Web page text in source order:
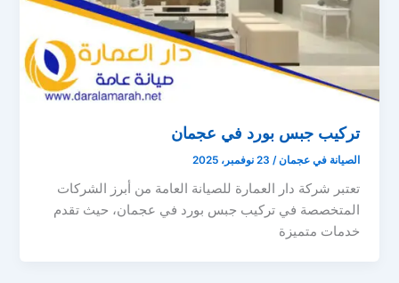
تركيب جبس بورد في عجمان
الصيانة في عجمان/ 23 نوفمبر، 2025
تعتبر شركة دار العمارة للصيانة العامة من أبرز الشركات
المتخصصة في تركيب جبس بورد في عجمان، حيث تقدم
خدمات متميزة